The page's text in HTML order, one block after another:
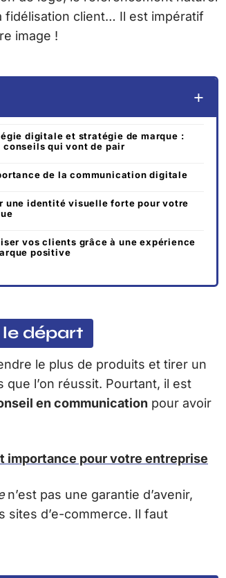
fidélisation client… Il est impératif
image !
digitale et stratégie de marque :
conseils qui vont de pair
de la communication digitale
une identité visuelle forte pour votre
vos clients grâce à une expérience
positive
départ
le plus de produits et tirer un
l’on réussit. Pourtant, il est
en communication pour avoir
importance pour votre entreprise
n’est pas une garantie d’avenir,
sites d’e-commerce. Il faut